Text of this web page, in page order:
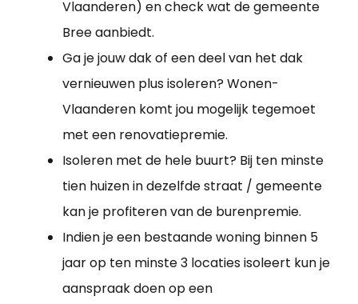
Vlaanderen) en check wat de gemeente
Bree aanbiedt.
Ga je jouw dak of een deel van het dak
vernieuwen plus isoleren? Wonen-
Vlaanderen komt jou mogelijk tegemoet
met een renovatiepremie.
Isoleren met de hele buurt? Bij ten minste
tien huizen in dezelfde straat / gemeente
kan je profiteren van de burenpremie.
Indien je een bestaande woning binnen 5
jaar op ten minste 3 locaties isoleert kun je
aanspraak doen op een